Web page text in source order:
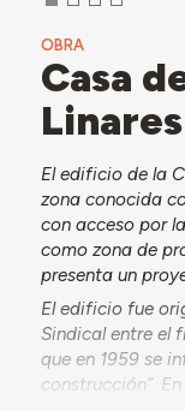
OBRA
Casa
Linares
El edificio de la
zona conocida
con acceso por
como zona de
presenta un
El edificio fue
Sindical entre el
que en 1959 se
construcción”.